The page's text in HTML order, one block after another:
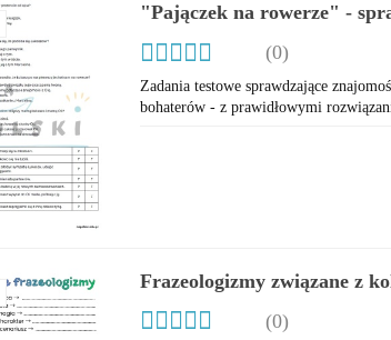
"Pajączek na rowerze" -
(0)
Zadania testowe sprawdzające
bohaterów - z prawidłowymi
Frazeologizmy związane z
(0)